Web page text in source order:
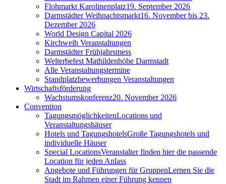
Flohmarkt Karolinenplatz19. September 2026
Darmstädter Weihnachtsmarkt16. November bis 23.
Dezember 2026
World Design Capital 2026
Kirchweih Veranstaltungen
Darmstädter Frühjahrsmess
Welterbefest Mathildenhöhe Darmstadt
Alle Veranstaltungstermine
Standplatzbewerbungen Veranstaltungen
Wirtschaftsförderung
Wachstumskonferenz20. November 2026
Convention
TagungsmöglichkeitenLocations und
Veranstaltungshäuser
Hotels und TagungshotelsGroße Tagungshotels und
individuelle Häuser
Special LocationsVeranstalter finden hier die passende
Location für jeden Anlass
Angebote und Führungen für GruppenLernen Sie die
Stadt im Rahmen einer Führung kennen